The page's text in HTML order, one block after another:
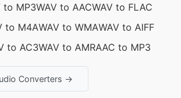
to MP3WAV to AACWAV to FLAC
to M4AWAV to WMAWAV to AIFF
to AC3WAV to AMRAAC to MP3
Converters →